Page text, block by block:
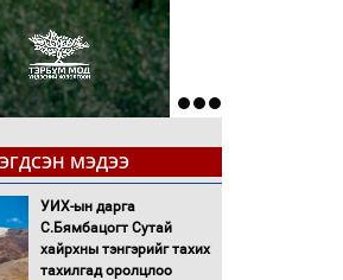
МЭДЭЭ
УИХ-ын дарга
С.Бямбацогт Сутай
хайрхны тэнгэрийг тахих
тахилгад оролцлоо